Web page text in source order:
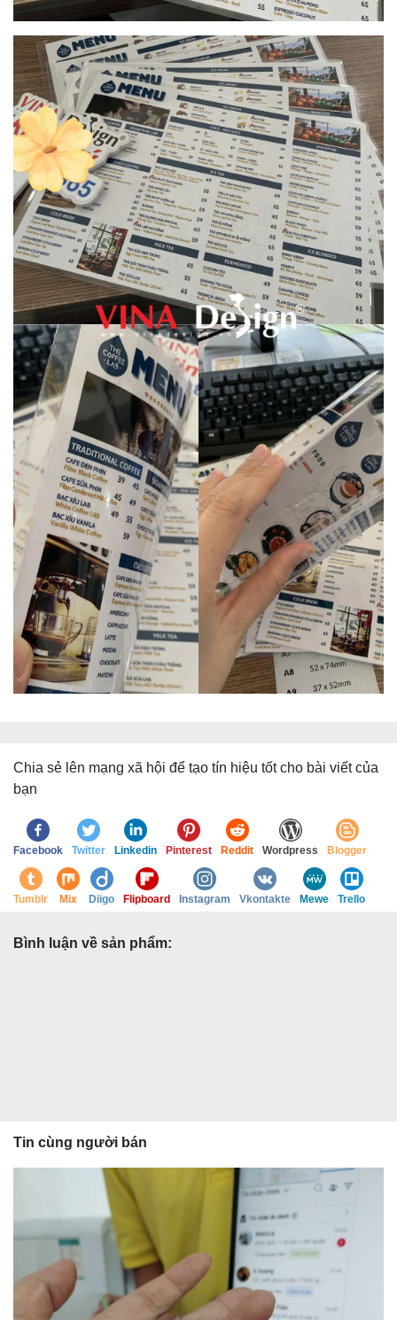
Chia sẻ lên mạng xã hội để tạo tín hiệu tốt cho bài viết của
bạn
Facebook Twitter Linkedin Pinterest Reddit Wordpress Blogger
Tumblr Mix Diigo Flipboard Instagram Vkontakte Mewe Trello
Bình luận về sản phẩm:
Tin cùng người bán